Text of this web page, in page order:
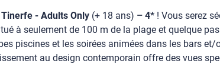
Tinerfe - Adults Only (+ 18 ans) – 4* ! Vous serez
à seulement de 100 m de la plage et quelque
piscines et les soirées animées dans les bars
au design contemporain offre des vues